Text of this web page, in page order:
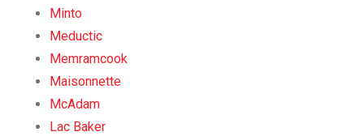
Minto
Meductic
Memramcook
Maisonnette
McAdam
Lac Baker